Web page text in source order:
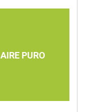
AIRE PURO